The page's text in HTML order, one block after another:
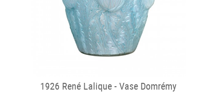
1926 René Lalique - Vase Domrémy